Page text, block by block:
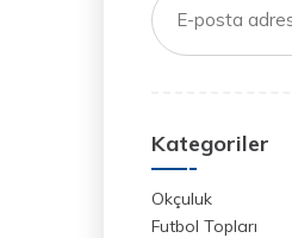
Kategoriler
Okçuluk
Futbol Topları